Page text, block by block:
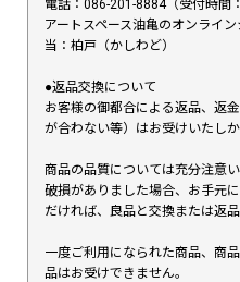
電話：086-201-8884（受付時間
アートスペース油亀のオンライ
当：柏戸（かしわど）
●返品交換について
お客様の御都合による返品、返
が合わない等）はお受けいたし
商品の品質については充分注意
破損がありました場合、お手元
だければ、良品と交換または返品
一度ご利用になられた商品、商
品はお受けできません。